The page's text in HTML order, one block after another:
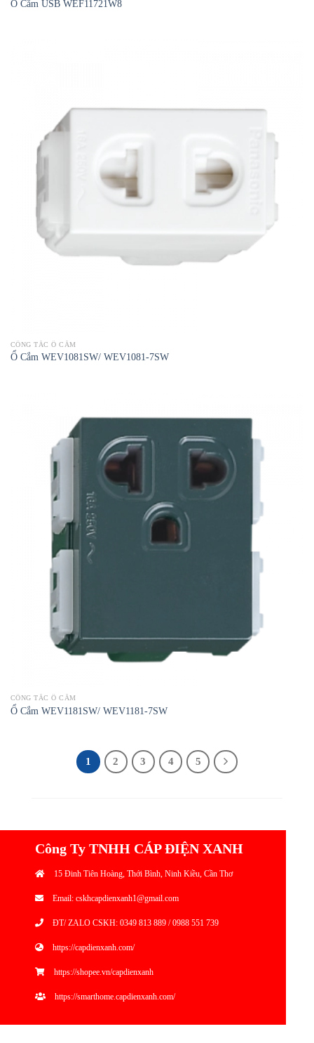
Ổ Cắm USB WEF11721W8
CÔNG TẮC Ổ CẮM
Ổ Cắm WEV1081SW/ WEV1081-7SW
CÔNG TẮC Ổ CẮM
Ổ Cắm WEV1181SW/ WEV1181-7SW
1 2 3 4 5
Công Ty TNHH CÁP ĐIỆN XANH
15 Đinh Tiên Hoàng, Thới Bình, Ninh Kiều, Cần Thơ
Email: cskhcapdienxanh1@gmail.com
ĐT/ ZALO CSKH: 0349 813 889 / 0988 551 739
https://capdienxanh.com/
https://shopee.vn/capdienxanh
https://smarthome.capdienxanh.com/